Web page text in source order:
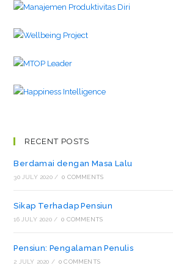
RECENT POSTS
Berdamai dengan Masa Lalu
30 JULY 2020 / 0 COMMENTS
Sikap Terhadap Pensiun
16 JULY 2020 / 0 COMMENTS
Pensiun: Pengalaman Penulis
2 JULY 2020 / 0 COMMENTS